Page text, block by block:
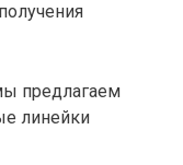
предлагаем
линейки